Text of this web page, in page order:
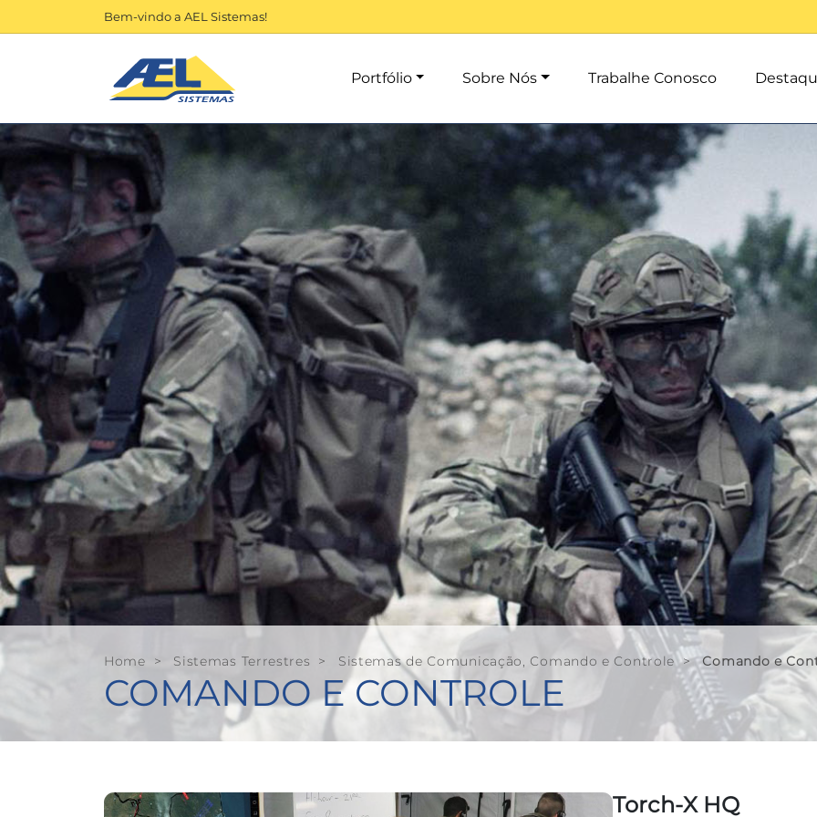
Bem-vindo a AEL Sistemas!
Portfólio Sobre Nós Trabalhe Conosco
Home > Sistemas Terrestres > Sistemas de Comunicação, Comando e Controle >Comando e
COMANDO E CONTROLE
Torch-X HQ